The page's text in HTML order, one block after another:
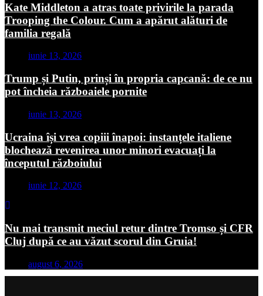
Kate Middleton a atras toate privirile la parada
Trooping the Colour. Cum a apărut alături de
familia regală
iunie 13, 2026
Trump și Putin, prinși în propria capcană: de ce nu
pot încheia războaiele pornite
iunie 13, 2026
Ucraina își vrea copiii înapoi: instanțele italiene
blochează revenirea unor minori evacuați la
începutul războiului
iunie 12, 2026
Nu mai transmit meciul retur dintre Tromso și CFR
Cluj după ce au văzut scorul din Gruia!
august 6, 2026